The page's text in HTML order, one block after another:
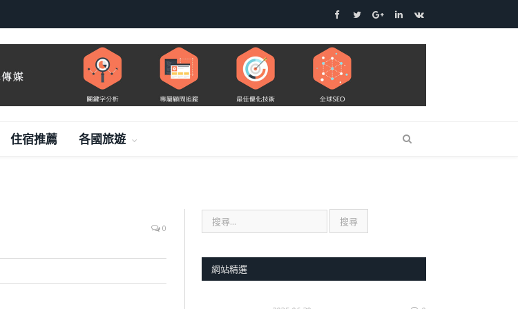
Facebook
TwitterGoogle+LinkedIn
VK
住宿推薦 各國旅遊
0
網站精選